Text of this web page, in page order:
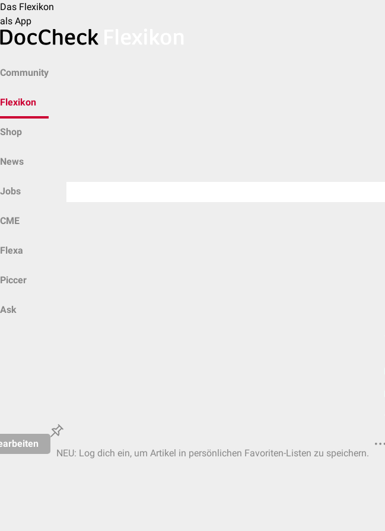
Das Flexikon
als App
Community
Flexikon
Shop
News
Jobs
CME
Flexa
Piccer
Ask
NEU: Log dich ein, um Artikel in persönlichen Favoriten-Listen zu speichern.